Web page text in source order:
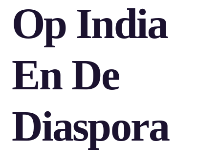
Op India
En De
Diaspora